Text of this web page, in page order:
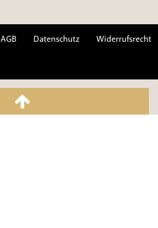
AGB Datenschutz Widerrufsrecht